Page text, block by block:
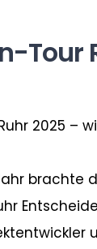
Tour
2025 –
brachte